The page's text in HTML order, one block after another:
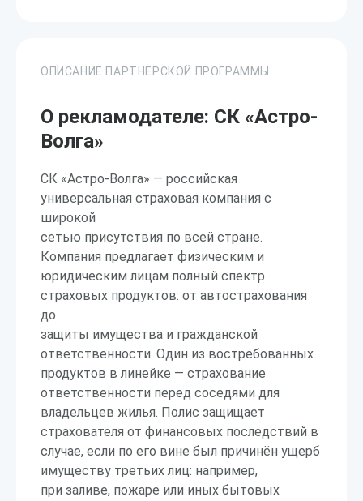
ОПИСАНИЕ ПАРТНЕРСКОЙ ПРОГРАММЫ
О рекламодателе: СК «Астро-
Волга»
СК «Астро-Волга» — российская
универсальная страховая компания с
широкой
сетью присутствия по всей стране.
Компания предлагает физическим и
юридическим лицам полный спектр
страховых продуктов: от автострахования
до
защиты имущества и гражданской
ответственности. Один из востребованных
продуктов в линейке — страхование
ответственности перед соседями для
владельцев жилья. Полис защищает
страхователя от финансовых последствий в
случае, если по его вине был причинён ущерб
имуществу третьих лиц: например,
при заливе, пожаре или иных бытовых